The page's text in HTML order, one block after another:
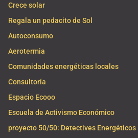
Crece solar
Regala un pedacito de Sol
Autoconsumo
Aerotermia
Comunidades energéticas locales
Consultoría
Espacio Ecooo
Escuela de Activismo Económico
proyecto 50/50: Detectives Energéticos